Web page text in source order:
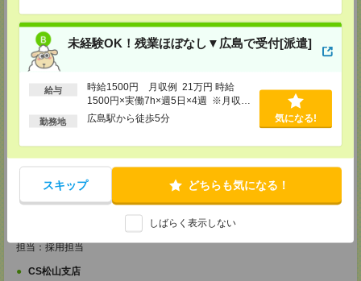
未経験OK！残業ほぼなし▼広島で受付[派遣]
給与
時給1500円 月収例 21万円 時給
1500円×実働7h×週5日×4週 ※月収例
を保証するものではありません。※給
勤務地 広島駅から徒歩5分 気になる!
スキップ どちらも気になる！
しばらく表示しない
・お仕事のご紹介など
【来社登録】約1.5～2時間＊経験・ご希望による
・ガイダンス
・経験や希望をインタビュー
・お仕事のご紹介
登録場所
広島県広島市中区袋町 3-17 シシンヨービル 11F
TEL：0120-921-943
担当：採用担当
CS高松支店
〒760-0027 香川県高松市紺屋町9-6 高松大同生命ビル7
担当：採用担当
CS松山支店